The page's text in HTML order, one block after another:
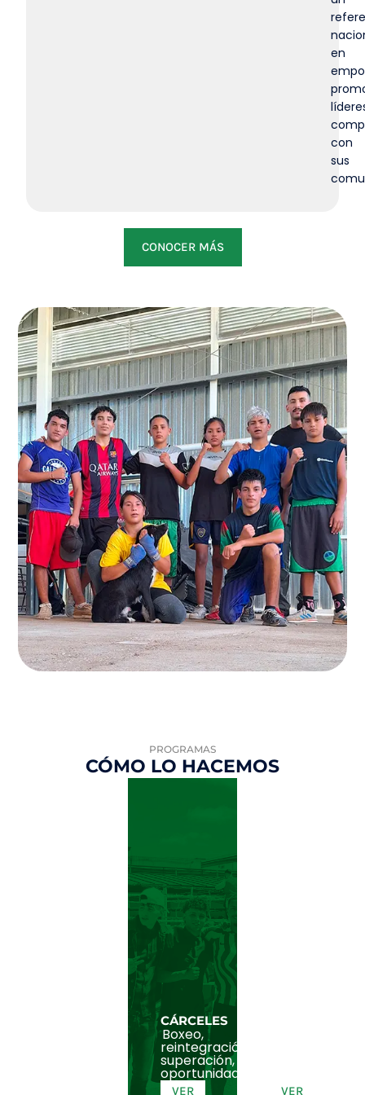
en
con
sus
CONOCER MÁS
PROGRAMAS
CÓMO LO HACEMOS
CÁRCELES
Boxeo,
reintegración,
superación,
oportunidad.​
VER
VER